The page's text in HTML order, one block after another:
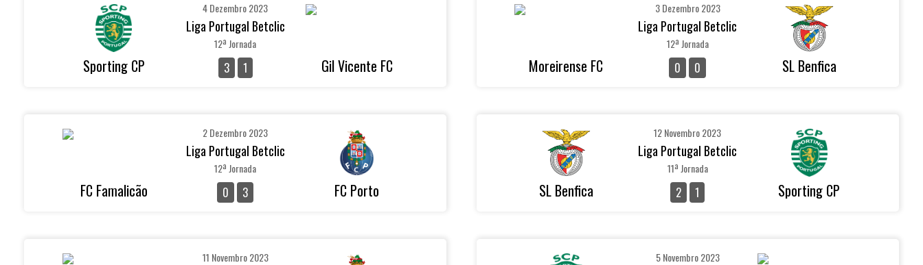
Sporting CP
4 Dezembro 2023
Liga Portugal Betclic
12ª Jornada
3 1 Gil Vicente FC Moreirense FC
3 Dezembro 2023
Liga Portugal Betclic
12ª Jornada
0 0 SL Benfica
FC Famalicão
2 Dezembro 2023
Liga Portugal Betclic
12ª Jornada
0 3 FC Porto SL Benfica
12 Novembro 2023
Liga Portugal Betclic
11ª Jornada
2 1 Sporting CP
11 Novembro 2023 5 Novembro 2023